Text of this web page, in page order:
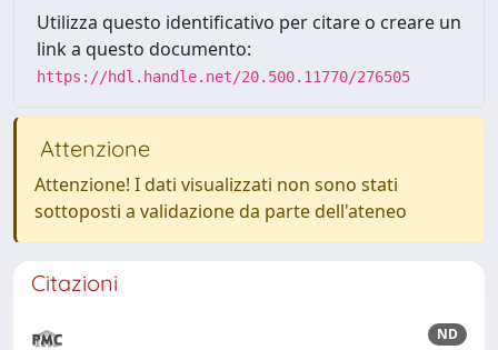
Utilizza questo identificativo per citare o creare un
link a questo documento:
https://hdl.handle.net/20.500.11770/276505
Attenzione
Attenzione! I dati visualizzati non sono stati
sottoposti a validazione da parte dell'ateneo
Citazioni
ND